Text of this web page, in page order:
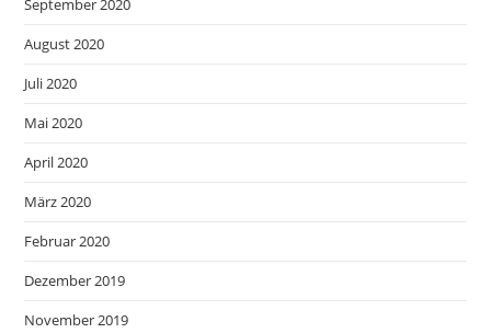
September 2020
August 2020
Juli 2020
Mai 2020
April 2020
März 2020
Februar 2020
Dezember 2019
November 2019